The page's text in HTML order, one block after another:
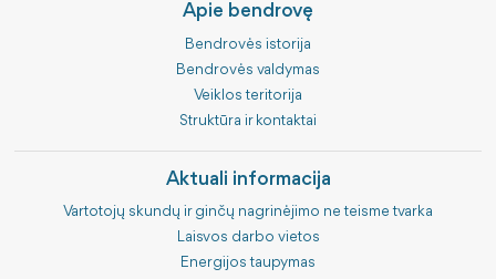
Apie bendrovę
Bendrovės istorija
Bendrovės valdymas
Veiklos teritorija
Struktūra ir kontaktai
Aktuali informacija
Vartotojų skundų ir ginčų nagrinėjimo ne teisme tvarka
Laisvos darbo vietos
Energijos taupymas